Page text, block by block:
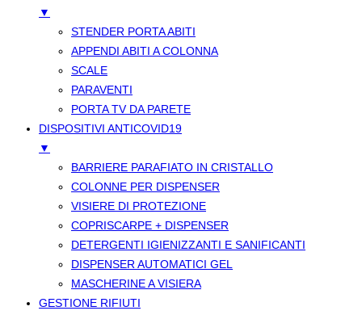
▼
STENDER PORTA ABITI
APPENDI ABITI A COLONNA
SCALE
PARAVENTI
PORTA TV DA PARETE
DISPOSITIVI ANTICOVID19
▼
BARRIERE PARAFIATO IN CRISTALLO
COLONNE PER DISPENSER
VISIERE DI PROTEZIONE
COPRISCARPE + DISPENSER
DETERGENTI IGIENIZZANTI E SANIFICANTI
DISPENSER AUTOMATICI GEL
MASCHERINE A VISIERA
GESTIONE RIFIUTI